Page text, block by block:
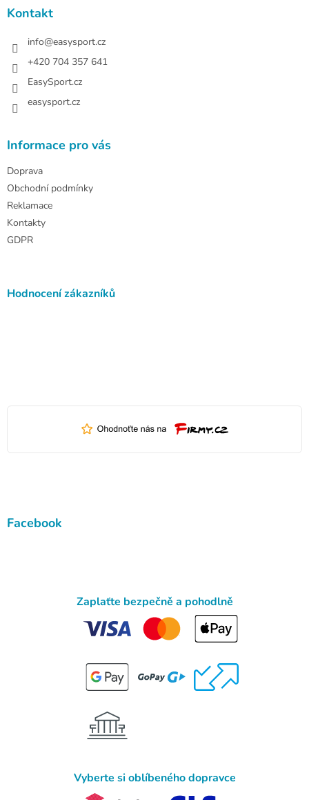
Kontakt
info@easysport.cz
+420 704 357 641
EasySport.cz
easysport.cz
Informace pro vás
Doprava
Obchodní podmínky
Reklamace
Kontakty
GDPR
Hodnocení zákazníků
Facebook
Zaplaťte bezpečně a pohodlně
Vyberte si oblíbeného dopravce